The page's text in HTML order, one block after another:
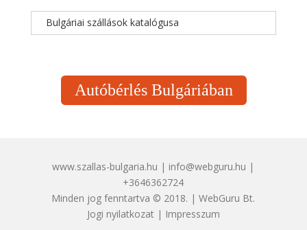
Bulgáriai szállások katalógusa
Autóbérlés Bulgáriában
www.szallas-bulgaria.hu | info@webguru.hu |
+3646362724
Minden jog fenntartva © 2018. | WebGuru Bt.
Jogi nyilatkozat| Impresszum